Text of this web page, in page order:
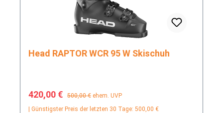
Head RAPTOR WCR 95 W Skischuh
Verkaufspreis:
420,00 € Regulärer Preis:
500,00 € ehem. UVP
| Günstigster Preis der letzten 30 Tage: 500,00 €